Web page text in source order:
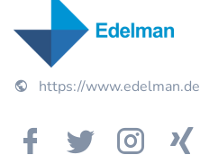
https://www.edelman.de